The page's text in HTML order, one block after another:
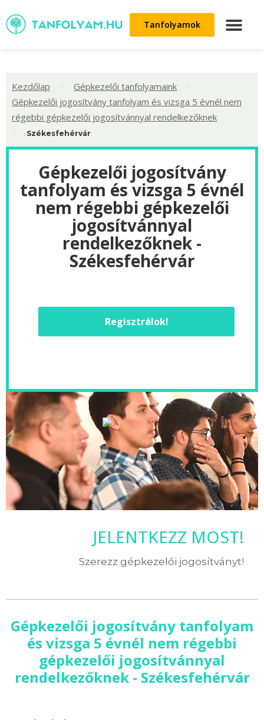
Tanfolyamok
Kezdőlap Gépkezelői tanfolyamaink
Gépkezelői jogosítvány tanfolyam és vizsga 5 évnél nem
régebbi gépkezelői jogosítvánnyal rendelkezőknek
Székesfehérvár
Gépkezelői jogosítvány
tanfolyam és vizsga 5 évnél
nem régebbi gépkezelői
jogosítvánnyal
rendelkezőknek -
Székesfehérvár
Regisztrálok!
JELENTKEZZ MOST!
Szerezz gépkezelői jogosítványt!
Gépkezelői jogosítvány tanfolyam
és vizsga 5 évnél nem régebbi
gépkezelői jogosítvánnyal
rendelkezőknek - Székesfehérvár